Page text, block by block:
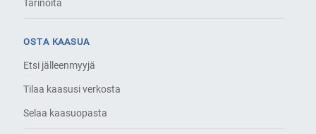
Tarinoita
OSTA KAASUA
Etsi jälleenmyyjä
Tilaa kaasusi verkosta
Selaa kaasuopasta